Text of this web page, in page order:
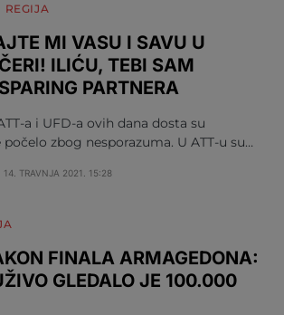
REGIJA
MI VASU I SAVU U
ILIĆU, TEBI SAM
PARTNERA
a i UFD-a ovih dana dosta su
zbog nesporazuma. U ATT-u su…
14. TRAVNJA 2021. 15:28
FINALA ARMAGEDONA:
GLEDALO JE 100.000